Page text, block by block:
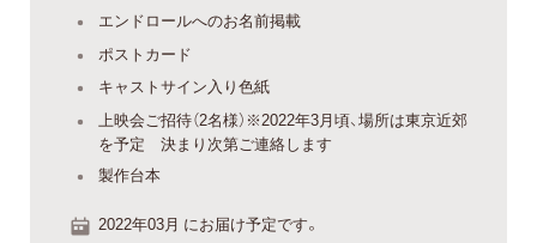
エンドロールへのお名前掲載
ポストカード
キャストサイン入り色紙
上映会ご招待（2名様）※2022年3月頃、場所は東京近郊
を予定 決まり次第ご連絡します
製作台本
2022年03月 にお届け予定です。